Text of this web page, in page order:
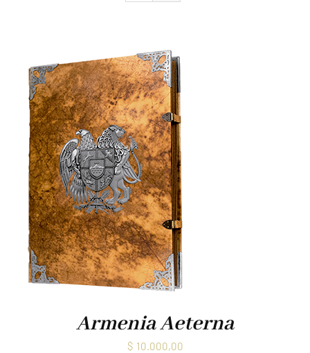
մամուլ
Կապ
Armenia Aeterna
$ 10.000,00